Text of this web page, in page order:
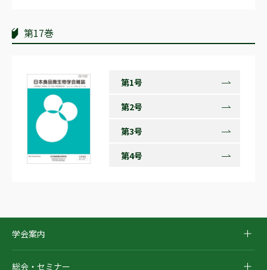
第17巻
第1号
第2号
第3号
第4号
学会案内
総会・セミナー